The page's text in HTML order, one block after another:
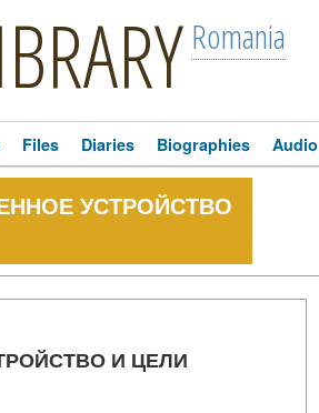
Romania
Files Diaries Biographies Audio
УСТРОЙСТВО
И ЦЕЛИ